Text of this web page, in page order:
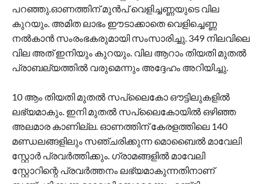
പറഞ്ഞു.ഓണത്തിന് മുൻപ് വെളിച്ചണ്ണയുടെ വില
കുറയും. അമിത ലാഭം ഈടാക്കാതെ വെളിച്ചെണ്ണ
നൽകാൻ സംരംഭകരുമായി സംസാരിച്ചു. 349 നിലവിലെ
വില അത് ഇനിയും കുറയും. വില ആറാം തിയതി മുതൽ
പ്രാബല്യത്തിൽ വരുമെന്നും അദ്ദേഹം അറിയിച്ചു.
10 ആം തിയതി മുതൽ സപ്ലൈകോ ഔട്ടിലുകളിൽ
ലഭ്യമാകും. ഇനി മുതൽ സപ്ലൈകോയിൽ ഒഴിഞ്ഞ
അലമാര കാണില്ല. ഓണത്തിന് കേരളത്തിലെ 140
മണ്ഡലങ്ങളിലും സഞ്ചരിക്കുന്ന മൊബൈൽ മാവേലി
സ്റ്റോർ പ്രവർത്തിക്കും. ഗ്രാമങ്ങളിൽ മാവേലി
സ്റ്റോറിന്റെ പ്രവർത്തനം ലഭ്യമാകുന്നതിനാണ്